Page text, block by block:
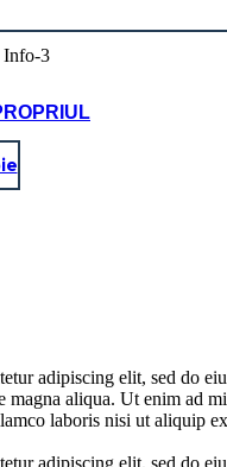
adipiscing elit, sed do
magna aliqua. Ut enim ad
laboris nisi ut aliquip